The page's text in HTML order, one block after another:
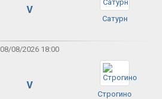
V
Сатурн
08/08/2026 18:00
V
Строгино